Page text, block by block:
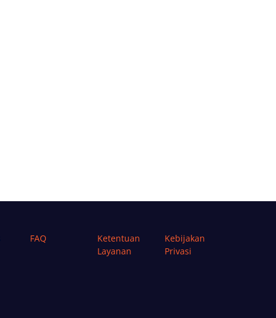
FAQ
Ketentuan
Layanan
Kebijakan
Privasi